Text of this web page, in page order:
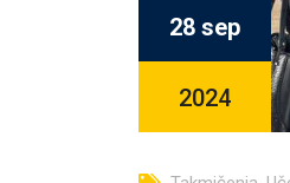
28 sep
2024